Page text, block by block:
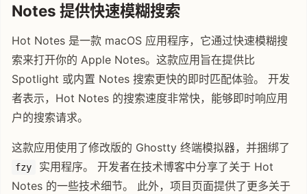
Notes 提供快速模糊搜索
Hot Notes 是一款 macOS 应用程序，它通过快速模糊搜
索来打开你的 Apple Notes。这款应用旨在提供比
Spotlight 或内置 Notes 搜索更快的即时匹配体验。 开发
者表示，Hot Notes 的搜索速度非常快，能够即时响应用
户的搜索请求。
这款应用使用了修改版的 Ghostty 终端模拟器，并捆绑了
fzy
实用程序。 开发者在技术博客中分享了关于 Hot
Notes 的一些技术细节。 此外，项目页面提供了更多关于